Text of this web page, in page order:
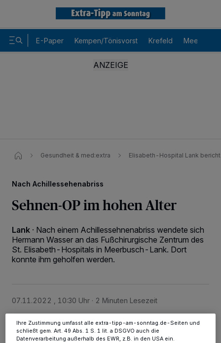
E-Paper Kempen/Tönisvorst Krefeld Meerbusch
Gesundheit & med:extra Elisabeth-Hospital Lank
Nach Achillessehenabriss
Sehnen-OP im hohen Alter
Lank · Nach einem Achillessehnenabriss wendete sich
Hermann Wasser an das Fußchirurgische Zentrum des
St. Elisabeth-Hospitals in Meerbusch-Lank. Dort
konnte ihm geholfen werden.
07.11.2022 , 10:30 Uhr 2 Minuten Lesezeit
personenbezogene Daten wie Browserdaten oder eindeutige
Kennungen auf Ihrem Gerät zu. Durch Auswahl von OK aktivieren Sie
Tracking-Technologien für die unter „Wir und unsere Partner
verarbeiten Daten, um Ihnen Dienste bereitzustellen“ aufgeführten
Zwecke. Wenn Tracker deaktiviert sind, sind manche Inhalte und
Ihre Einstellungen gelten innerhalb unseres Website. Weitere
Ihre Zustimmung umfasst alle extra-tipp-am-sonntag.de-Seiten und
schließt gem. Art. 49 Abs. 1 S. 1 lit. a DSGVO auch die
Datenverarbeitung außerhalb des EWR, z.B. in den USA ein.